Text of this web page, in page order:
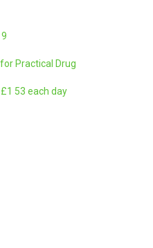
Practical Drug
53 each day